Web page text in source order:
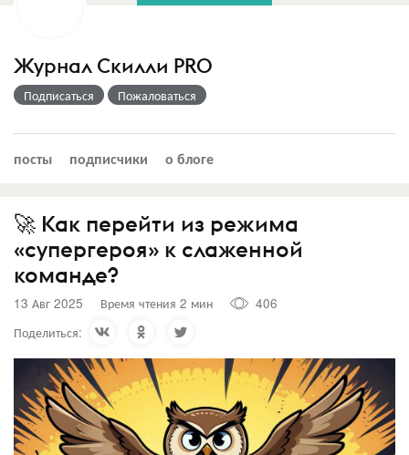
Журнал Скилли PRO
Подписаться Пожаловаться
посты подписчики о блоге
🚀 Как перейти из режима
«супергероя» к слаженной
команде?
13 Авг 2025 Время чтения 2 мин
406
Поделиться: